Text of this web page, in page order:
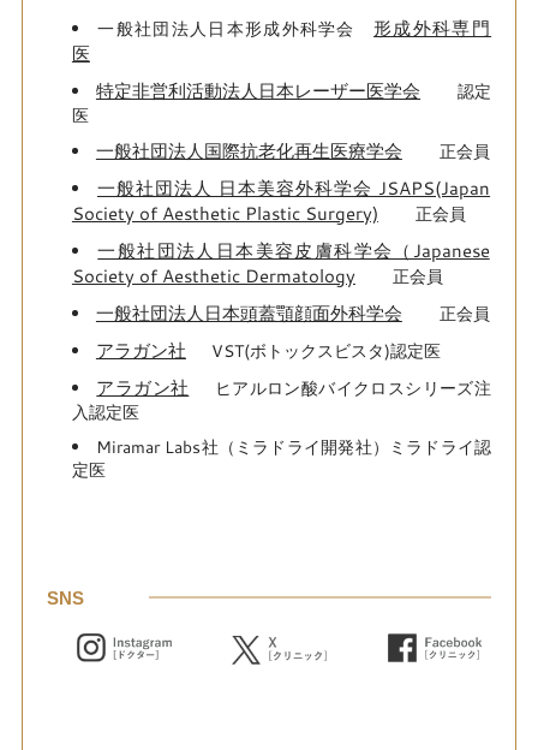
一般社団法人日本形成外科学会形成外科専門
医
特定非営利活動法人日本レーザー医学会
認定
医
一般社団法人国際抗老化再生医療学会 正会員
一般社団法人 日本美容外科学会 JSAPS(Japan
Society of Aesthetic Plastic Surgery)
正会員
一般社団法人日本美容皮膚科学会（Japanese
Society of Aesthetic Dermatology
正会員
一般社団法人日本頭蓋顎顔面外科学会 正会員
アラガン社 VST(ボトックスビスタ)認定医
アラガン社
ヒアルロン酸バイクロスシリーズ注
入認定医
Miramar Labs社（ミラドライ開発社）ミラドライ認
定医
SNS